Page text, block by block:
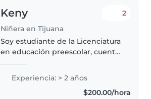
Keny
Niñera en Tijuana
2
Soy estudiante de la Licenciatura
en educación preescolar, cuento
SEP en cuidados en niños
lactantes y preescolar, soy una
persona muy paciente y..
Experiencia: > 2 años
$200.00/hora